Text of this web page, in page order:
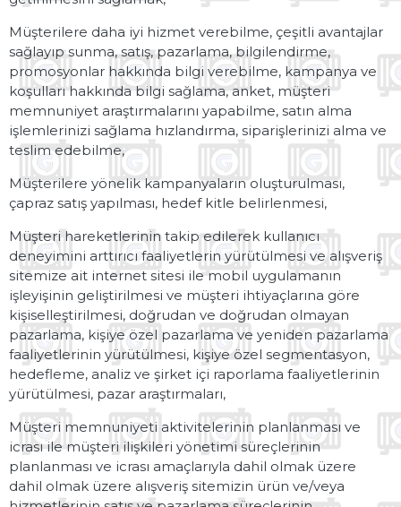
Müşterilere daha iyi hizmet verebilme, çeşitli avantajlar
sağlayıp sunma, satış, pazarlama, bilgilendirme,
promosyonlar hakkında bilgi verebilme, kampanya ve
koşulları hakkında bilgi sağlama, anket, müşteri
memnuniyet araştırmalarını yapabilme, satın alma
işlemlerinizi sağlama hızlandırma, siparişlerinizi alma ve
teslim edebilme,
Müşterilere yönelik kampanyaların oluşturulması,
çapraz satış yapılması, hedef kitle belirlenmesi,
Müşteri hareketlerinin takip edilerek kullanıcı
deneyimini arttırıcı faaliyetlerin yürütülmesi ve alışveriş
sitemize ait internet sitesi ile mobil uygulamanın
işleyişinin geliştirilmesi ve müşteri ihtiyaçlarına göre
kişiselleştirilmesi, doğrudan ve doğrudan olmayan
pazarlama, kişiye özel pazarlama ve yeniden pazarlama
faaliyetlerinin yürütülmesi, kişiye özel segmentasyon,
hedefleme, analiz ve şirket içi raporlama faaliyetlerinin
yürütülmesi, pazar araştırmaları,
Müşteri memnuniyeti aktivitelerinin planlanması ve
icrası ile müşteri ilişkileri yönetimi süreçlerinin
planlanması ve icrası amaçlarıyla dahil olmak üzere
dahil olmak üzere alışveriş sitemizin ürün ve/veya